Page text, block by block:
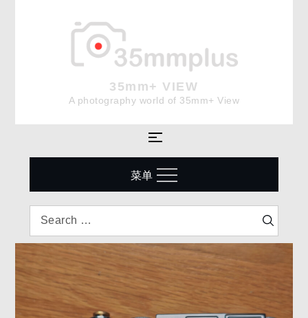
35mm+ VIEW
A photography world of 35mm+ View
菜单
for:
Search